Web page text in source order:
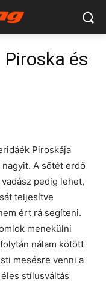
Piroska és
Piroskája
A sötét erdő
pedig lehet,
teljesítve
ért rá segíteni.
menekülni
nálam kötött
mesésre venni a
stílusváltás